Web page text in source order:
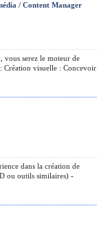
/ Content Manager
vous serez le moteur de
Création visuelle : Concevoir
dans la création de
ou outils similaires) -